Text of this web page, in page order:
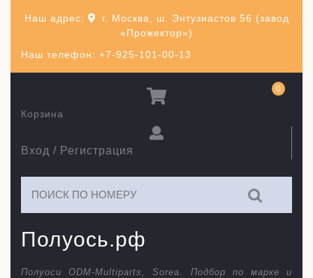
Наш телефон: +7-925-101-00-13
Наш адрес:
г. Москва, ш. Энтузиастов 56 (завод
«Прожектор»)
Полуось.рф
Полуоси ODM-Multiparts, Sorea. Подбор по марке и
Вход / Регистрация
Корзина
0